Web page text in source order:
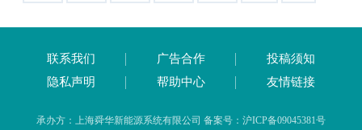
联系我们 广告合作
投稿须知
隐私声明
帮助中心 友情链接
承办方：上海舜华新能源系统有限公司 备案号：沪ICP备09045381号